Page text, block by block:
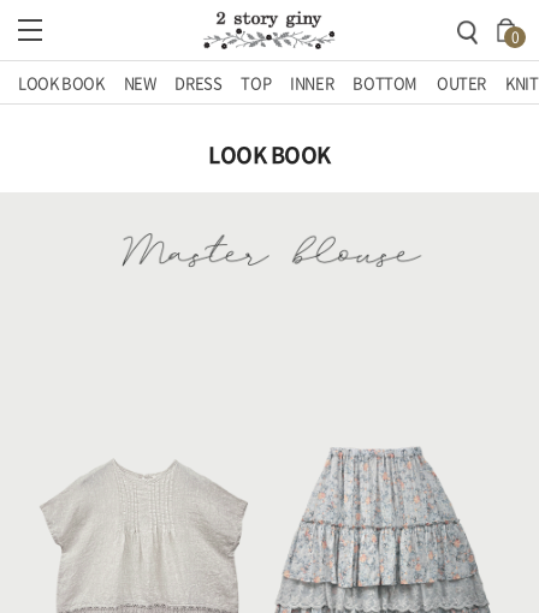
0
LOOK BOOK NEW DRESS TOP INNER BOTTOM OUTER KNIT
LOOK BOOK